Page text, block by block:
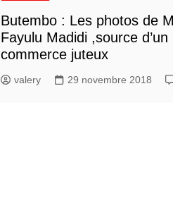
Butembo : Les photos de
Fayulu Madidi ,source d’un
commerce juteux
valery 29 novembre 2018